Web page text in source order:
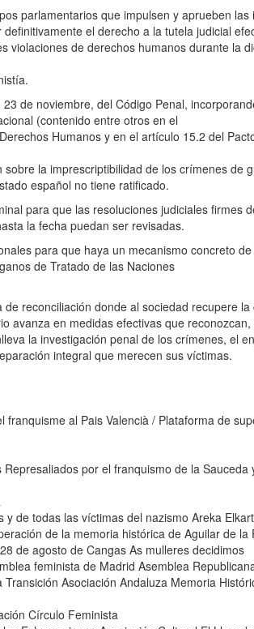
parlamentarios que impulsen y aprueben las
el derecho a la tutela judicial
violaciones de derechos humanos durante la
de noviembre, del Código Penal,
(contenido entre otros en el
Humanos y en el artículo 15.2 del
la imprescriptibilidad de los crímenes de
español no tiene ratificado.
para que las resoluciones judiciales firmes
la fecha puedan ser revisadas.
para que haya un mecanismo concreto
de Tratado de las Naciones
reconciliación donde al sociedad recupere la
avanza en medidas efectivas que
la investigación penal de los crímenes, el
integral que merecen sus víctimas.
franquisme al Pais Valencià / Plataforma de
por el franquismo de la Sauceda
de todas las víctimas del nazismo Areka
de la memoria histórica de Aguilar de la
de agosto de Cangas As mulleres decidimos
feminista de Madrid Asemblea
Asociación Andaluza Memoria
Círculo Feminista